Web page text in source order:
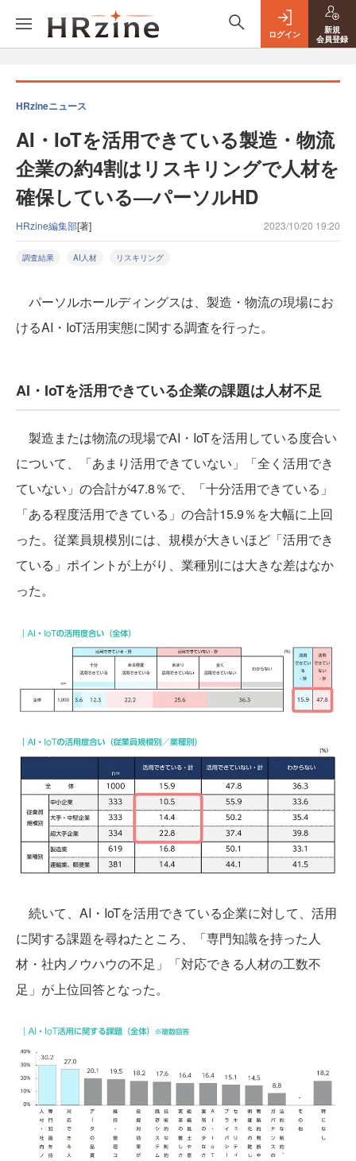
ログイン
新規
会員登録
HRzineニュース
AI・IoTを活用できている製造・物流
企業の約4割はリスキリングで人材を
確保している—パーソルHD
HRzine編集部[著] 2023/10/20 19:20
調査結果 AI人材 リスキリング
パーソルホールディングスは、製造・物流の現場にお
けるAI・IoT活用実態に関する調査を行った。
AI・IoTを活用できている企業の課題は人材不足
製造または物流の現場でAI・IoTを活用している度合い
について、「あまり活用できていない」「全く活用でき
ていない」の合計が47.8％で、「十分活用できている」
「ある程度活用できている」の合計15.9％を大幅に上回
った。従業員規模別には、規模が大きいほど「活用でき
ている」ポイントが上がり、業種別には大きな差はなか
った。
続いて、AI・IoTを活用できている企業に対して、活用
に関する課題を尋ねたところ、「専門知識を持った人
材・社内ノウハウの不足」「対応できる人材の工数不
足」が上位回答となった。